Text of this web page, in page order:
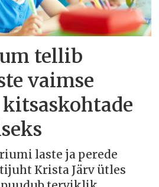
tellib
vaimse
laste ja perede
Krista Järv ütles